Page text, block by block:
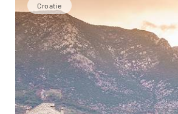
Croatie